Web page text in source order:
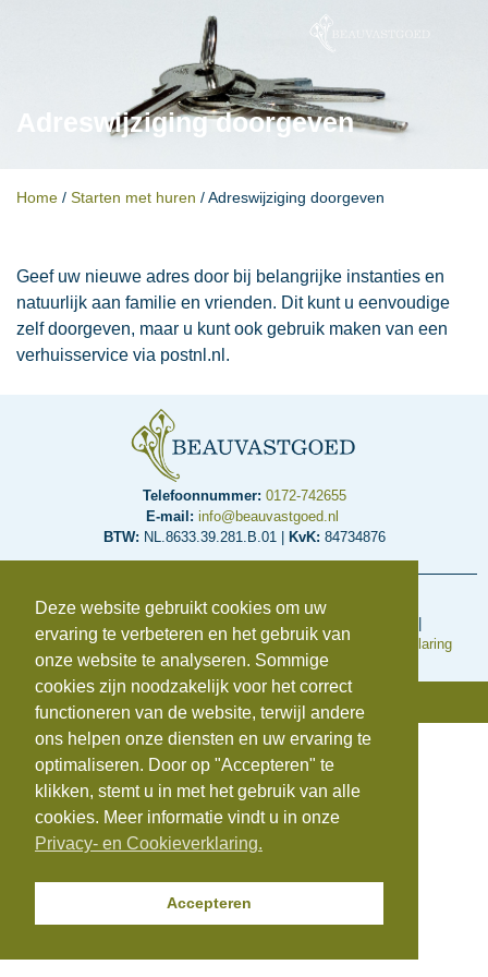
Adreswijziging doorgeven
Home / Starten met huren / Adreswijziging doorgeven
Geef uw nieuwe adres door bij belangrijke instanties en
natuurlijk aan familie en vrienden. Dit kunt u eenvoudige
zelf doorgeven, maar u kunt ook gebruik maken van een
verhuisservice via postnl.nl.
Telefoonnummer: 0172-742655
E-mail: info@beauvastgoed.nl
BTW: NL.8633.39.281.B.01 | KvK: 84734876
Voorwaarden en regelingen
Algemene inkoopvoorwaarden
Algemene Voorwaarden
Cookieverklaring|Disclaimer| Klachtenregeling|Privacyverklaring
© Copyright 2025 | Beauvastgoed
Deze website gebruikt cookies om uw
ervaring te verbeteren en het gebruik van
onze website te analyseren. Sommige
cookies zijn noodzakelijk voor het correct
functioneren van de website, terwijl andere
ons helpen onze diensten en uw ervaring te
optimaliseren. Door op "Accepteren" te
klikken, stemt u in met het gebruik van alle
cookies. Meer informatie vindt u in onze
Privacy- en Cookieverklaring.
Accepteren